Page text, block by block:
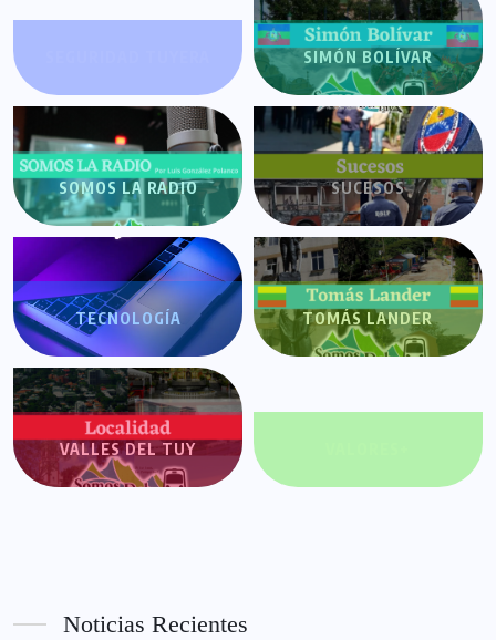
SIMÓN BOLÍVAR
SOMOS LA RADIO SUCESOS
TECNOLOGÍA TOMÁS LANDER
VALLES DEL TUY
Noticias Recientes